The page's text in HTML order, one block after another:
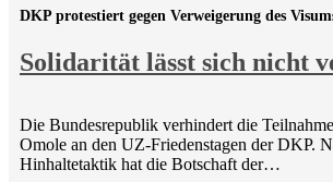
Solidarität lässt sich nicht
DKP protestiert gegen Verweigerung des
Die Bundesrepublik verhindert die
Omole an den UZ-Friedenstagen der DKP.
Hinhaltetaktik hat die Botschaft der…